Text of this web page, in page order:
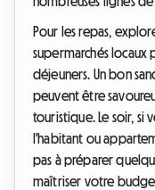
Pour les repas,
supermarchés
déjeuners. Un bon
peuvent être
touristique. Le soir, si
l'habitant ou
pas à préparer
maîtriser votre